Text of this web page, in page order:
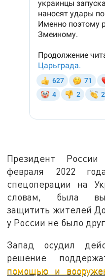
Президент
февраля 2022
спецоперации на
словам, была
защитить жителей
у России не было
Запад осудил
решение
помощью и